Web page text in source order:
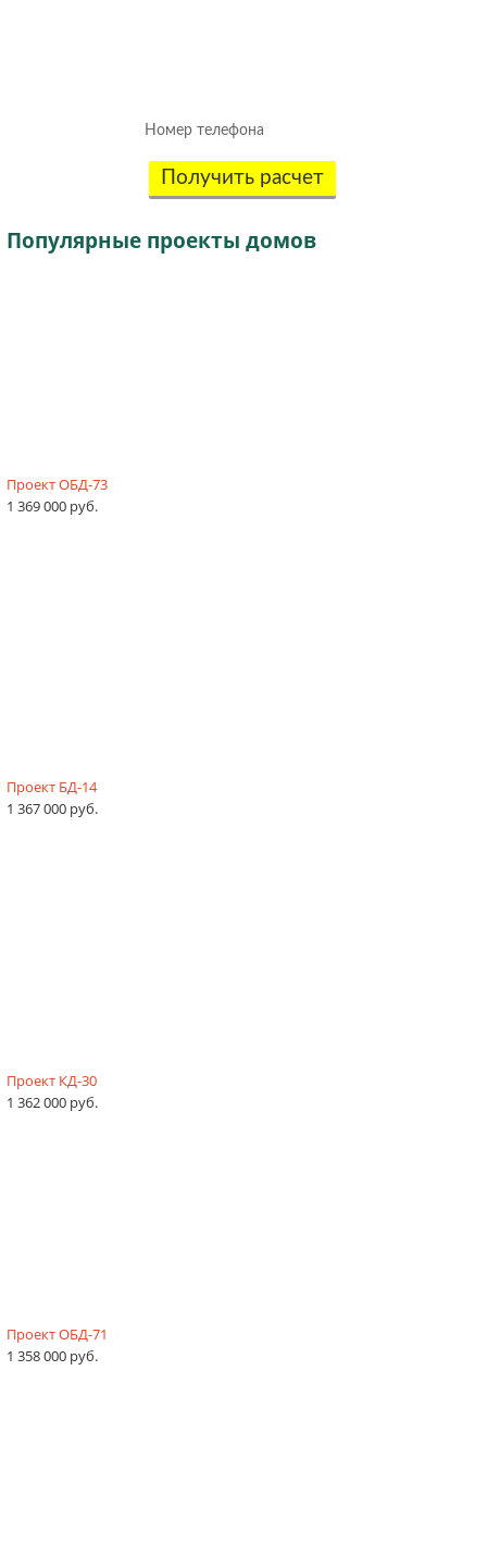
Получить расчет
Популярные проекты домов
Проект ОБД-73
1 369 000 руб.
Проект БД-14
1 367 000 руб.
Проект КД-30
1 362 000 руб.
Проект ОБД-71
1 358 000 руб.